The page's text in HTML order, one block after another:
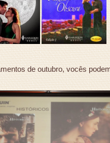
de outubro, vocês